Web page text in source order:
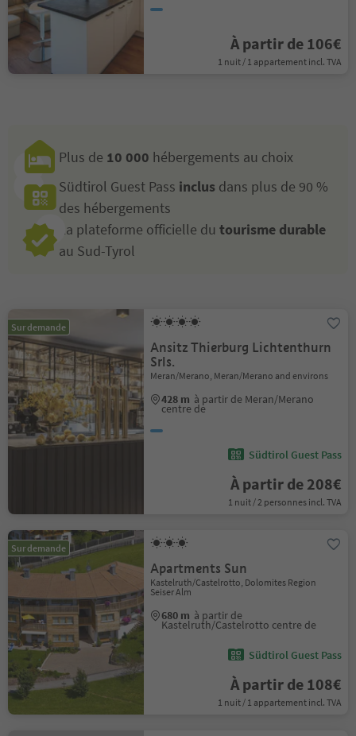
À partir de 106€
1 nuit / 1 appartement incl. TVA
Plus de 10 000 hébergements au choix
Südtirol Guest Pass inclus dans plus de 90 %
des hébergements
La plateforme officielle du tourisme durable
au Sud-Tyrol
Sur demande
Ansitz Thierburg Lichtenthurn
Srls.
Meran/Merano, Meran/Merano and environs
428 m à partir de Meran/Merano
centre de
Südtirol Guest Pass
À partir de 208€
1 nuit / 2 personnes incl. TVA
Sur demande
Apartments Sun
Kastelruth/Castelrotto, Dolomites Region
Seiser Alm
680 m à partir de
Kastelruth/Castelrotto centre de
Südtirol Guest Pass
À partir de 108€
1 nuit / 1 appartement incl. TVA